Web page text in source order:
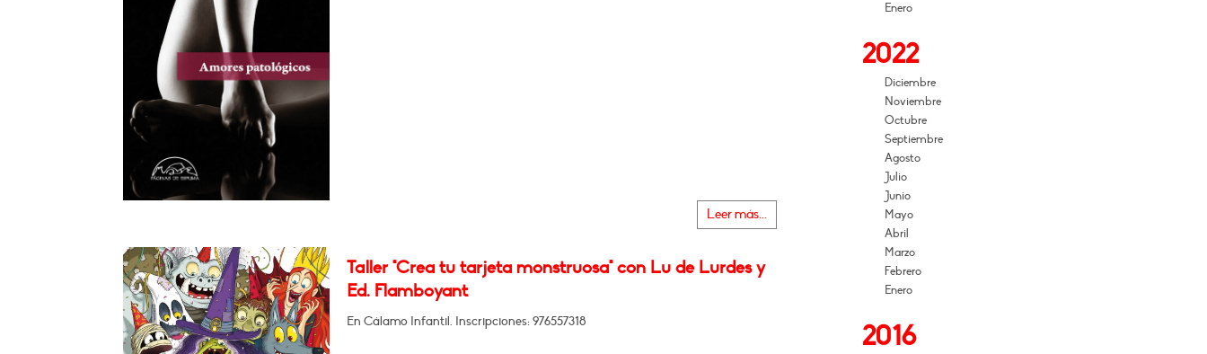
Leer más...
Taller "Crea tu tarjeta monstruosa" con Lu de Lurdes y
Ed. Flamboyant
En Cálamo Infantil. Inscripciones: 976557318
Enero
2022
Diciembre
Noviembre
Octubre
Septiembre
Agosto
Julio
Junio
Mayo
Abril
Marzo
Febrero
Enero
2016